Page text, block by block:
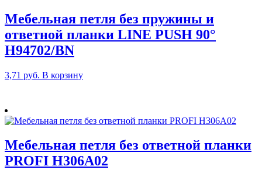
Мебельная петля без пружины и
ответной планки LINE PUSH 90°
H94702/BN
3,71 руб. В корзину
Мебельная петля без ответной планки
PROFI H306A02